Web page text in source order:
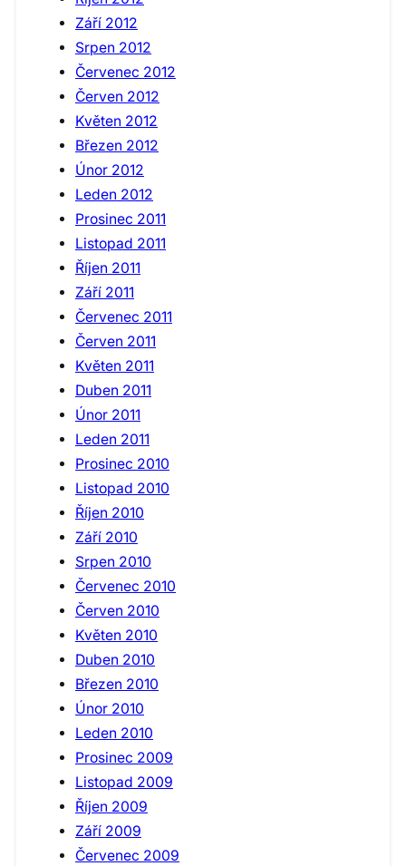
Září 2012
Srpen 2012
Červenec 2012
Červen 2012
Květen 2012
Březen 2012
Únor 2012
Leden 2012
Prosinec 2011
Listopad 2011
Říjen 2011
Září 2011
Červenec 2011
Červen 2011
Květen 2011
Duben 2011
Únor 2011
Leden 2011
Prosinec 2010
Listopad 2010
Říjen 2010
Září 2010
Srpen 2010
Červenec 2010
Červen 2010
Květen 2010
Duben 2010
Březen 2010
Únor 2010
Leden 2010
Prosinec 2009
Listopad 2009
Říjen 2009
Září 2009
Červenec 2009